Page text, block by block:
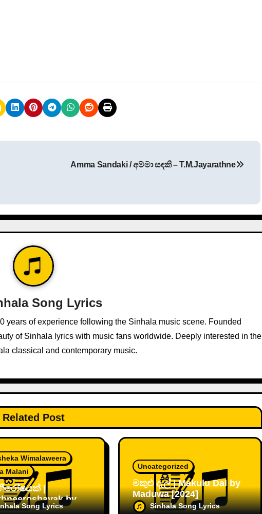
Amma Sandaki / අම්මා සඳකි – T.M.Jayarathne
Song Lyrics
years of experience following the Sinhala music scene. Founded
of Sinhala lyrics with music fans worldwide. Deeply interested in the
classical and contemporary music.
Related Post
Wimalaweera
Malani
|
by
Malini &
Song Lyrics
Uncategorized
මකුළු දැල් | Makulu Dal by
Maduwa [2024]
Sinhala Song Lyrics